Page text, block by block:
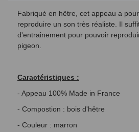
Fabriqué en hêtre, cet appeau a
reproduire un son très réaliste. Il
d'entrainement pour pouvoir
pigeon.
Caractéristiques :
- Appeau 100% Made in France
- Compostion : bois d'hêtre
- Couleur : marron